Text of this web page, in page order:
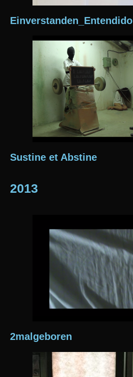
Einverstanden_Entendido
Sustine et Abstine
2013
2malgeboren